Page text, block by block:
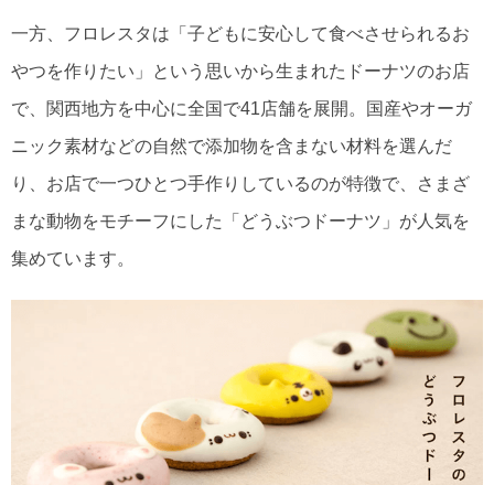
一方、フロレスタは「子どもに安心して食べさせられるお
やつを作りたい」という思いから生まれたドーナツのお店
で、関西地方を中心に全国で41店舗を展開。国産やオーガ
ニック素材などの自然で添加物を含まない材料を選んだ
り、お店で一つひとつ手作りしているのが特徴で、さまざ
まな動物をモチーフにした「どうぶつドーナツ」が人気を
集めています。